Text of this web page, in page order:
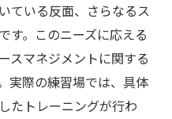
ている反面、さらなるス
す。このニーズに応える
スマネジメントに関する
実際の練習場では、具体
たトレーニングが行わ